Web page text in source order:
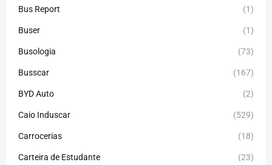
Bus Report (1)
Buser (1)
Busologia (73)
Busscar (167)
BYD Auto (2)
Caio Induscar (529)
Carrocerias (18)
Carteira de Estudante (23)